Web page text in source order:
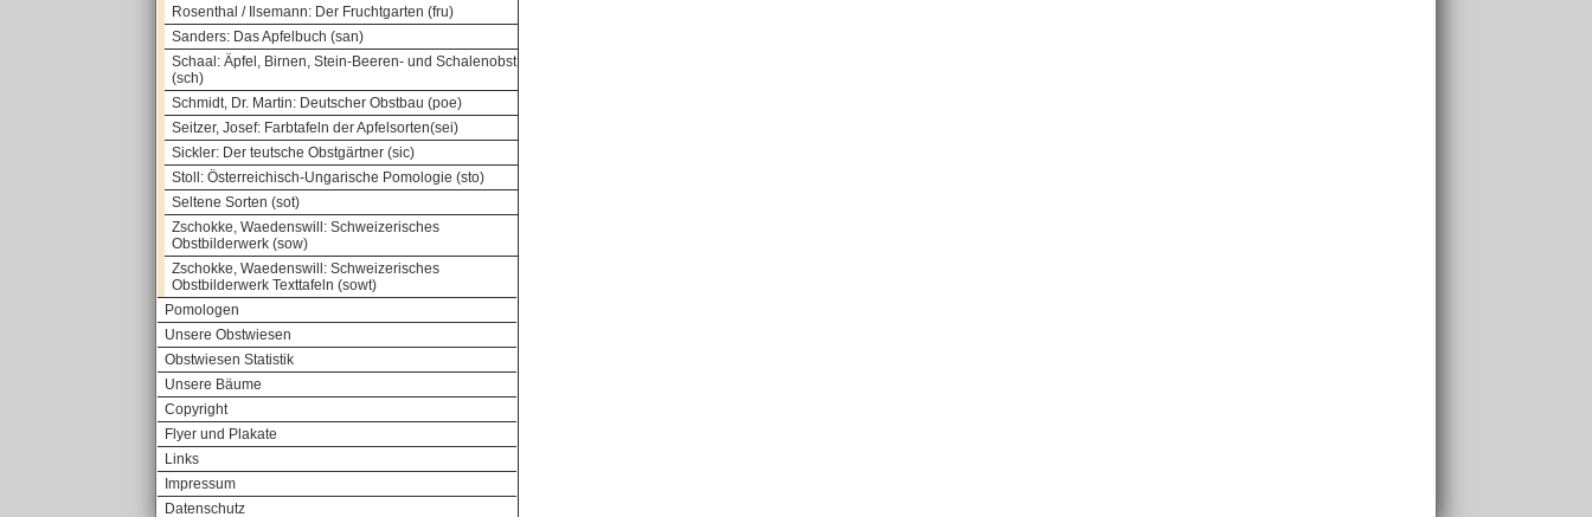
Rosenthal / Ilsemann: Der Fruchtgarten (fru)
Sanders: Das Apfelbuch (san)
Schaal: Äpfel, Birnen, Stein-Beeren- und Schalenobst
(sch)
Schmidt, Dr. Martin: Deutscher Obstbau (poe)
Seitzer, Josef: Farbtafeln der Apfelsorten(sei)
Sickler: Der teutsche Obstgärtner (sic)
Stoll: Österreichisch-Ungarische Pomologie (sto)
Seltene Sorten (sot)
Zschokke, Waedenswill: Schweizerisches
Obstbilderwerk (sow)
Zschokke, Waedenswill: Schweizerisches
Obstbilderwerk Texttafeln (sowt)
Pomologen
Unsere Obstwiesen
Obstwiesen Statistik
Unsere Bäume
Copyright
Flyer und Plakate
Links
Impressum
Datenschutz